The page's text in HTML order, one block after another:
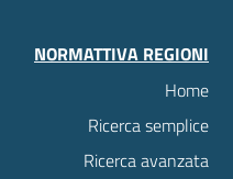
NORMATTIVA REGIONI
Home
Ricerca semplice
Ricerca avanzata